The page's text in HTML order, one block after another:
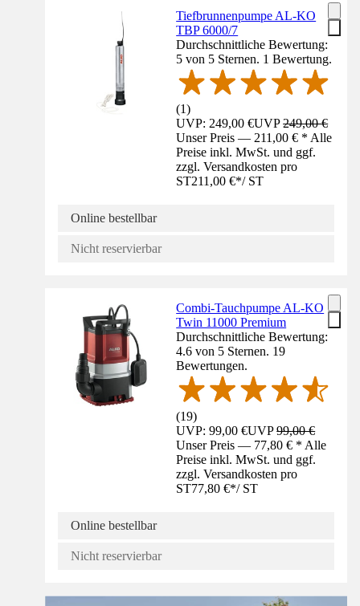
Tiefbrunnenpumpe AL-KO
TBP 6000/7
Durchschnittliche Bewertung:
5 von 5 Sternen. 1 Bewertung.
(1)
UVP: 249,00 €UVP249,00 €
Unser Preis — 211,00 € * Alle
Preise inkl. MwSt. und ggf.
zzgl. Versandkosten pro
ST211,00 €*/ ST
Online bestellbar
Nicht reservierbar
Combi-Tauchpumpe AL-KO
Twin 11000 Premium
Durchschnittliche Bewertung:
4.6 von 5 Sternen. 19
Bewertungen.
(19)
UVP: 99,00 €UVP99,00 €
Unser Preis — 77,80 € * Alle
Preise inkl. MwSt. und ggf.
zzgl. Versandkosten pro
ST77,80 €*/ ST
Online bestellbar
Nicht reservierbar